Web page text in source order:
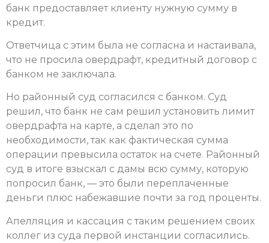
банк предоставляет клиенту нужную сумму в
кредит.
Ответчица с этим была не согласна и настаивала,
что не просила овердрафт, кредитный договор с
банком не заключала.
Но районный суд согласился с банком. Суд
решил, что банк не сам решил установить лимит
овердрафта на карте, а сделал это по
необходимости, так как фактическая сумма
операции превысила остаток на счете. Районный
суд в итоге взыскал с дамы всю сумму, которую
попросил банк, — это были переплаченные
деньги плюс набежавшие почти за год проценты.
Апелляция и кассация с таким решением своих
коллег из суда первой инстанции согласились.